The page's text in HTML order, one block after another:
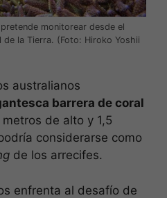
monitorear desde el
la Tierra. (Foto: Hiroko Yoshii
australianos
barrera de coral
de alto y 1,5
considerarse como
de los arrecifes.
enfrenta al desafío de